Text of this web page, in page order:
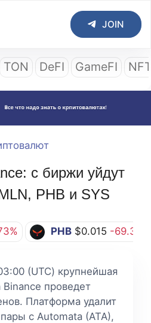
JOIN
TON DeFI GameFI
с биржи уйдут
PHB и SYS
PHB $0.015 -69.39%
(UTC) крупнейшая
проведет
Платформа удалит
с Automata (ATA),